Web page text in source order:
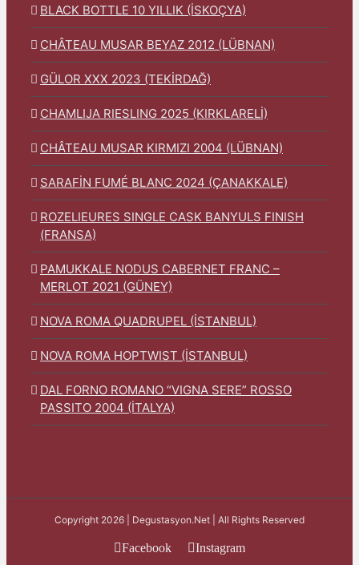
BLACK BOTTLE 10 YILLIK (İSKOÇYA)
CHÂTEAU MUSAR BEYAZ 2012 (LÜBNAN)
GÜLOR XXX 2023 (TEKİRDAĞ)
CHAMLIJA RIESLING 2025 (KIRKLARELİ)
CHÂTEAU MUSAR KIRMIZI 2004 (LÜBNAN)
SARAFİN FUMÉ BLANC 2024 (ÇANAKKALE)
ROZELIEURES SINGLE CASK BANYULS FINISH
(FRANSA)
PAMUKKALE NODUS CABERNET FRANC –
MERLOT 2021 (GÜNEY)
NOVA ROMA QUADRUPEL (İSTANBUL)
NOVA ROMA HOPTWIST (İSTANBUL)
DAL FORNO ROMANO “VIGNA SERE” ROSSO
PASSITO 2004 (İTALYA)
Copyright 2026 | Degustasyon.Net | All Rights Reserved
Facebook Instagram